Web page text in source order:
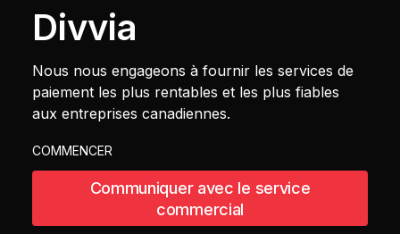
Divvia
Nous nous engageons à fournir les services de
paiement les plus rentables et les plus fiables
aux entreprises canadiennes.
COMMENCER
Communiquer avec le service
commercial